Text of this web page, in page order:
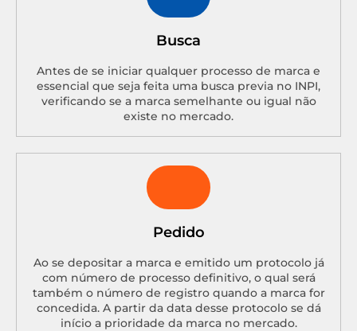
Busca
Antes de se iniciar qualquer processo de marca e
essencial que seja feita uma busca previa no INPI,
verificando se a marca semelhante ou igual não
existe no mercado.
Pedido
Ao se depositar a marca e emitido um protocolo já
com número de processo definitivo, o qual será
também o número de registro quando a marca for
concedida. A partir da data desse protocolo se dá
início a prioridade da marca no mercado.